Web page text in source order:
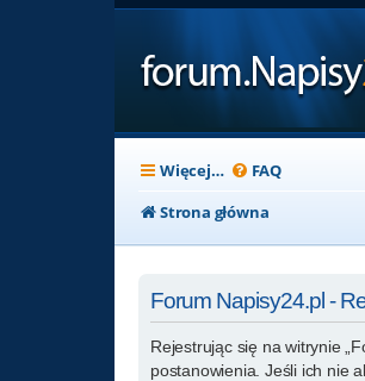
Więcej… FAQ
Strona główna
Forum Napisy24.pl -
Rejestrując się na witrynie
postanowienia. Jeśli ich nie